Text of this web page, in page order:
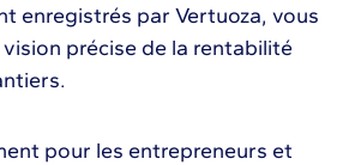
enregistrés par Vertuoza, vous
précise de la rentabilité
pour les entrepreneurs et